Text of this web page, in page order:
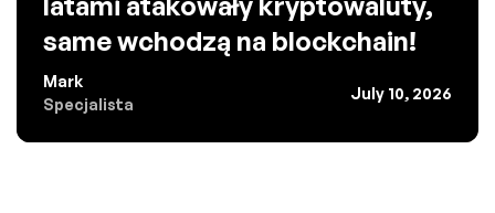
same wchodzą na blockchain!
Mark
Specjalista
July 10, 2026